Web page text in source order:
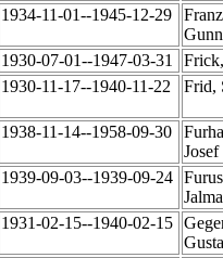
1934-11-01--1945-12-29
1930-07-01--1947-03-31
1930-11-17--1940-11-22 Frid,
1938-11-14--1958-09-30
Josef
1939-09-03--1939-09-24
1931-02-15--1940-02-15